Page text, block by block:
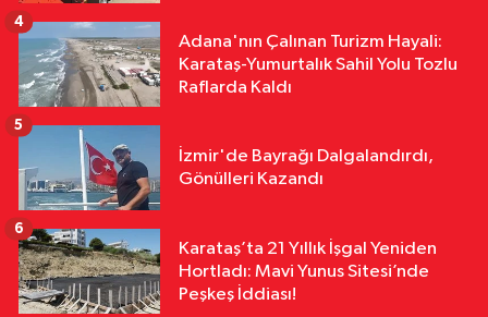
Adana'nın Çalınan Turizm Hayali:
Karataş-Yumurtalık Sahil Yolu Tozlu
Raflarda Kaldı
4
İzmir'de Bayrağı Dalgalandırdı,
Gönülleri Kazandı
5
Karataş’ta 21 Yıllık İşgal Yeniden
Hortladı: Mavi Yunus Sitesi’nde
Peşkeş İddiası!
6